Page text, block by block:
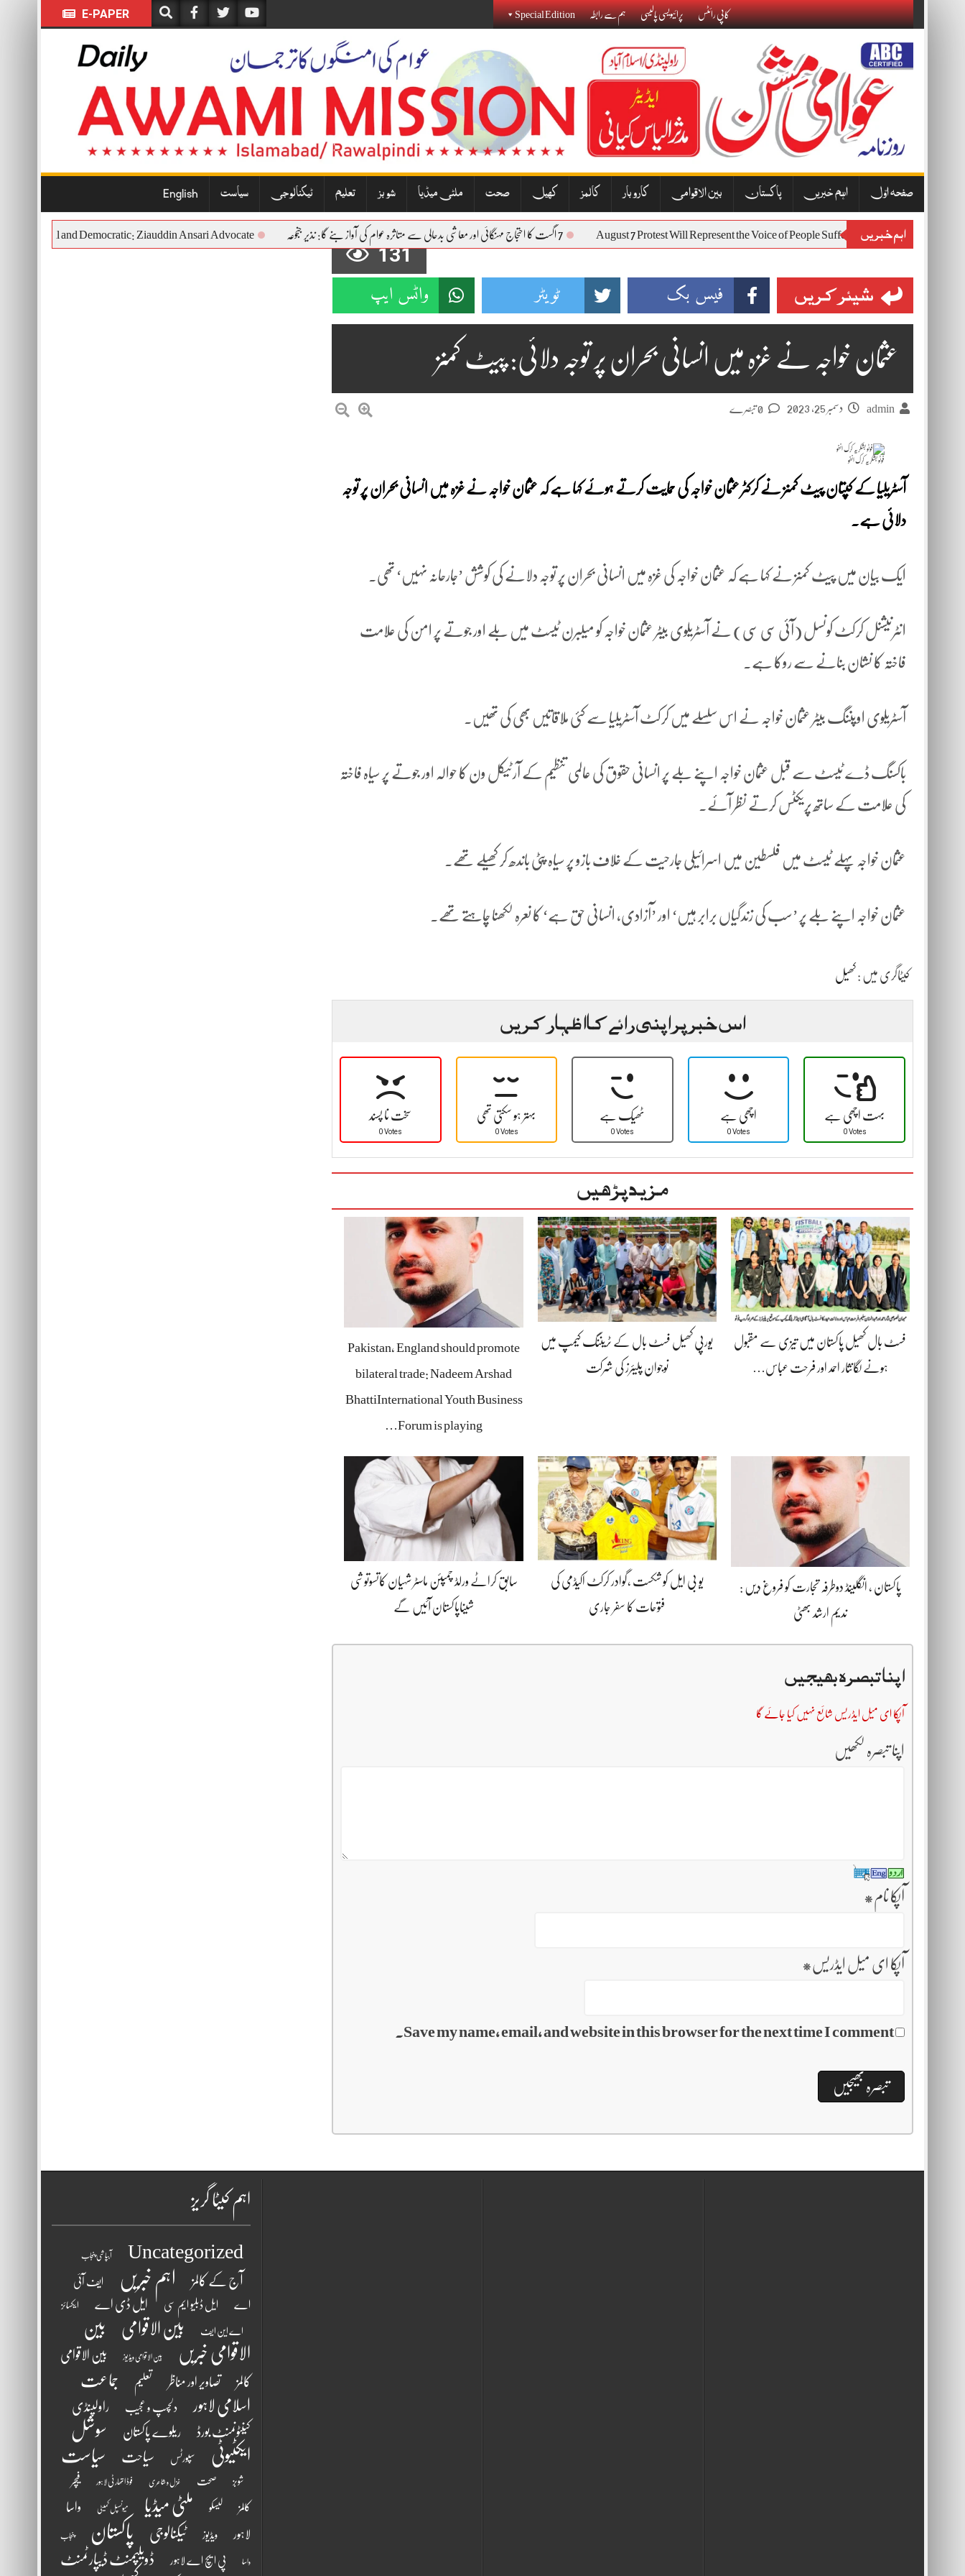
E-PAPER کاپی رائٹس پرائیویسی پالیسی ہم سے رابطہ Special Edition
صفحہ اوّل اہم خبریں پاکستان بین الاقوامی کاروبار کالمز کھیل صحت ملٹی میڈیا شوبز تعلیم ٹیکنالوجی سیاست English
اہم خبریں
August 7 Protest Will Represent the Voice of People Suffering from Inflation
Constitutional and Democratic: Ziauddin Ansari Advocate
131
شیئر کریں فیس بک ٹویٹر واٹس ایپ
عثمان خواجہ نے غزہ میں انسانی بحران پر توجہ دلائی: پیٹ کمنز
admin دسمبر 25, 2023
فوٹو بشکریہ کرک انفو
آسٹریلیا کے کپتان پیٹ کمنز نے کرکٹر عثمان خواجہ کی حمایت کرتے ہوئے کہا ہے کہ عثمان خواجہ نے غزہ میں انسانی بحران پر توجہ
دلائی ہے۔
ایک بیان میں پیٹ کمنز نے کہا ہے کہ عثمان خواجہ کی غزہ میں انسانی بحران پر توجہ دلانے کی کوشش ’جارحانہ نہیں‘ تھی۔
انٹرنیشنل کرکٹ کونسل (آئی سی سی) نے آسٹریلوی بیٹر عثمان خواجہ کو میلبرن ٹیسٹ میں بلے اور جوتے پر امن کی علامت
فاختہ کا نشان بنانے سے روکا ہے۔
آسٹریلوی اوپننگ بیٹر عثمان خواجہ نے اس سلسلے میں کرکٹ آسٹریلیا سے کئی ملاقاتیں بھی کی تھیں۔
باکسنگ ڈے ٹیسٹ سے قبل عثمان خواجہ اپنے بلے پر انسانی حقوق کی عالمی تنظیم کے آرٹیکل ون کا حوالہ اور جوتے پر سیاہ فاختہ
کی علامت کے ساتھ پریکٹس کرتے نظر آئے۔
عثمان خواجہ پہلے ٹیسٹ میں فلسطین میں اسرائیلی جارحیت کے خلاف بازو پر سیاہ پٹی باندھ کر کھیلے تھے۔
عثمان خواجہ اپنے بلے پر ’سب کی زندگیاں برابر ہیں‘ اور ’آزادی، انسانی حق ہے‘ کا نعرہ لکھنا چاہتے تھے۔
کیٹاگری میں : کھیل
اس خبر پر اپنی رائے کا اظہار کریں
سخت نا پسند
0 Votes
بہتر ہو سکتی تھی
0 Votes
ٹھیک ہے
0 Votes
اچھی ہے
0 Votes
بہت اچھی ہے
0 Votes
مزید پڑھیں
فسٹ بال کھیل پاکستان میں تیزی سے مقبول
ہونے لگانثار احمد اور فرحت عباس…
یورپی کھیل فسٹ بال کے ٹریننگ کیمپ میں
نوجوان پلیئرز کی شرکت
Pakistan, England should promote
bilateral trade: Nadeem Arshad
BhattiInternational Youth Business
Forum is playing…
پاکستان ، انگلینڈ دوطرفہ تجارت کو فروغ دیں :
ندیم ارشد بھٹی
یو بی ایل کو شکست ،گوادر کرکٹ اکیڈمی کی
فتوحات کا سفر جاری
سابق کراٹے ورلڈ چمپئن ماسٹر شہیان کاتسوتوشی
شیناپاکستان آئیں گے
اپنا تبصرہ بھیجیں
آپکا ای میل ایڈریس شائع نہیں کیا جائے گا
اپنا تبصرہ لکھیں
آپکا نام *
آپکا ای میل ایڈریس *
Save my name, email, and website in this browser for the next time I comment.
اہم کیٹا گریز
Uncategorized آبپاشی پنجاب
آج کے کالمز اہم خبریں ایف آئی
اے ایل ڈبلیو ایم سی ایل ڈی اے ایکسائز
اے این ایف بین الاقوامی
بین
الاقوامی خبریں
بین الاقوامی ویڈیوز بین الاقوامی
کالمز تصاویر اور مناظر تعلیم
جماعت
اسلامی لاہور
دلچسپ و عجیب راولپنڈی
کینٹونمنٹ بورڈ ریلوے پاکستان
سوشل
ایکٹیوٹی
سپورٹس سیاحت سیاست
شوبز صحت غزل و شاعری فوڈ اتھارٹی لاہور فیچر
کالمز لیسکو ملٹی میڈیا میونسپل کمیٹی واسا
لاہور ویڈیوز ٹیکنالوجی پاکستان پنجاب
واسا پی ایچ اے لاہور ڈویلپمنٹ ڈیپارٹمنٹ